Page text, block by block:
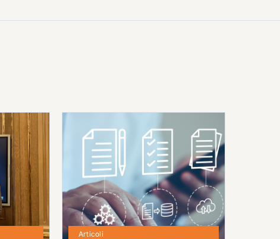
Articoli